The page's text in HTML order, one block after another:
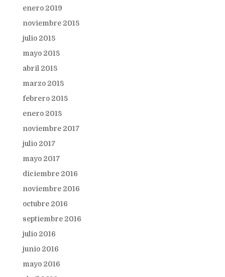
enero 2019
noviembre 2018
julio 2018
mayo 2018
abril 2018
marzo 2018
febrero 2018
enero 2018
noviembre 2017
julio 2017
mayo 2017
diciembre 2016
noviembre 2016
octubre 2016
septiembre 2016
julio 2016
junio 2016
mayo 2016